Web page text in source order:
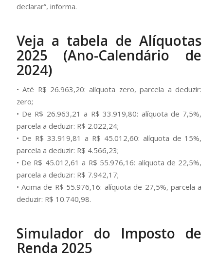
declarar”, informa.
Veja a tabela de Alíquotas
2025 (Ano-Calendário de
2024)
• Até R$ 26.963,20: alíquota zero, parcela a deduzir:
zero;
• De R$ 26.963,21 a R$ 33.919,80: alíquota de 7,5%,
parcela a deduzir: R$ 2.022,24;
• De R$ 33.919,81 a R$ 45.012,60: alíquota de 15%,
parcela a deduzir: R$ 4.566,23;
• De R$ 45.012,61 a R$ 55.976,16: alíquota de 22,5%,
parcela a deduzir: R$ 7.942,17;
• Acima de R$ 55.976,16: alíquota de 27,5%, parcela a
deduzir: R$ 10.740,98.
Simulador do Imposto de
Renda 2025